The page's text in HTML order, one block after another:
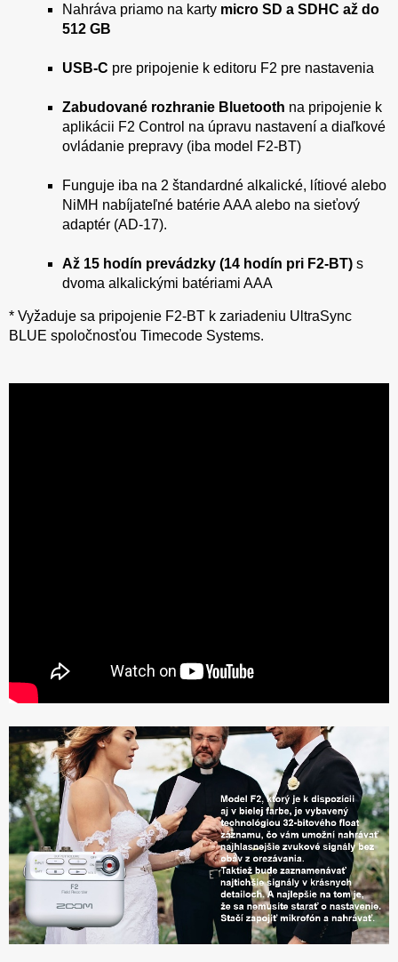
Nahráva priamo na karty micro SD a SDHC až do
512 GB
USB-C pre pripojenie k editoru F2 pre nastavenia
Zabudované rozhranie Bluetooth na pripojenie k
aplikácii F2 Control na úpravu nastavení a diaľkové
ovládanie prepravy (iba model F2-BT)
Funguje iba na 2 štandardné alkalické, lítiové alebo
NiMH nabíjateľné batérie AAA alebo na sieťový
adaptér (AD-17).
Až 15 hodín prevádzky (14 hodín pri F2-BT) s
dvoma alkalickými batériami AAA
* Vyžaduje sa pripojenie F2-BT k zariadeniu UltraSync
BLUE spoločnosťou Timecode Systems.